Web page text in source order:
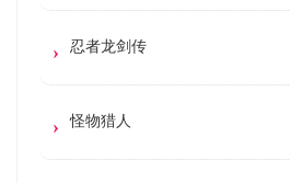
忍者龙剑传
怪物猎人